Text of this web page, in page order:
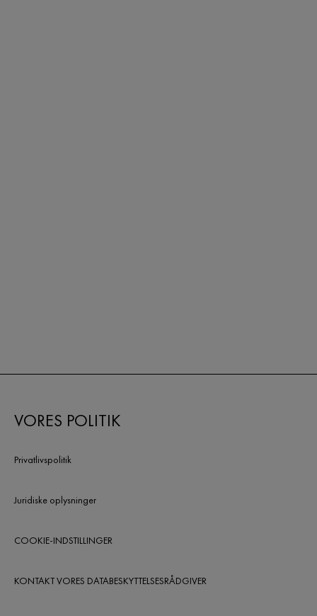
VORES POLITIK
Privatlivspolitik
Juridiske oplysninger
COOKIE-INDSTILLINGER
KONTAKT VORES DATABESKYTTELSESRÅDGIVER